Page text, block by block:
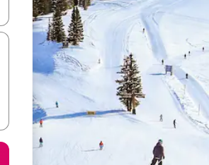
os usando as seta para cima e para baixo